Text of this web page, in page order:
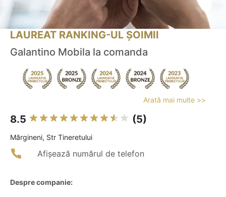
LAUREAT RANKING-UL ȘOIMII
Galantino Mobila la comanda
Arată mai multe >>
8.5 (5)
Mărgineni, Str Tineretului
Afișează numărul de telefon
Despre companie: